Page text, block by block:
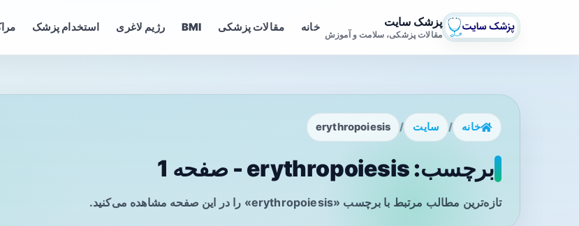
پزشک سایت
مقالات پزشکی، سلامت و آموزش
خانه مقالات پزشکی BMI رژیم لاغری استخدام پزشک
خانه / سایت /
erythropoiesis
برچسب: erythropoiesis - صفحه 1
تازه‌ترین مطالب مرتبط با برچسب «erythropoiesis» را در این صفحه مشاهده می‌کنید.